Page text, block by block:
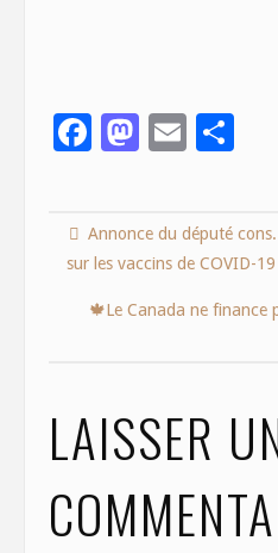
F
b
o
o
M
d
o
n
E
l
e
Annonce du député
sur les vaccins de COVID-19
🍁Le Canada ne finance
LAISSER